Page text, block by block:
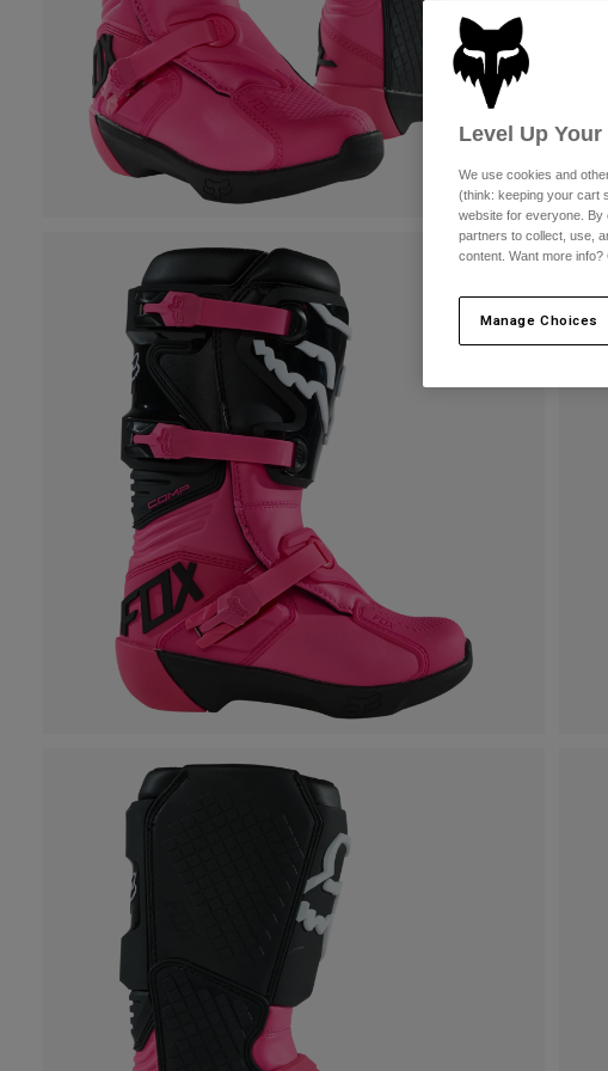
Level Up
We use cookies and
(think: keeping your cart
website for everyone. By
partners to collect, use,
content. Want more
Manage Choices